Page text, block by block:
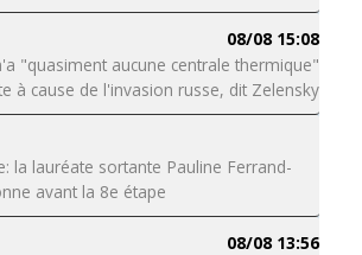
08/08 15:08
"quasiment aucune centrale thermique"
à cause de l'invasion russe, dit Zelensky
la lauréate sortante Pauline Ferrand-
avant la 8e étape
08/08 13:56